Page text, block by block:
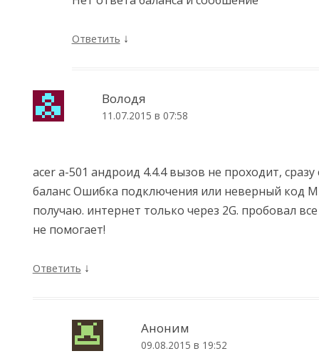
Ответить ↓
Володя
11.07.2015 в 07:58
acer a-501 андроид 4.4.4 вызов не проходит,
баланс Ошибка подключения или неверный код
получаю. интернет только через 2G. пробовал
не помогает!
Ответить ↓
Аноним
09.08.2015 в 19:52